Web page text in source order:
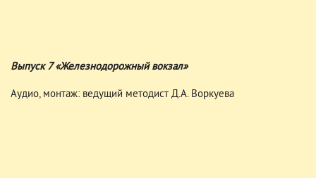
Выпуск 7 «Железнодорожный вокзал»
Аудио, монтаж: ведущий методист Д.А. Воркуева